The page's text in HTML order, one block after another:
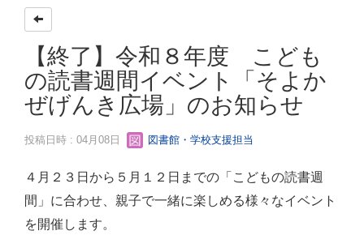
【終了】令和８年度 こども
の読書週間イベント「そよか
ぜげんき広場」のお知らせ
投稿日時 : 04月08日 図書館・学校支援担当
４月２３日から５月１２日までの「こどもの読書週
間」に合わせ、親子で一緒に楽しめる様々なイベント
を開催します。